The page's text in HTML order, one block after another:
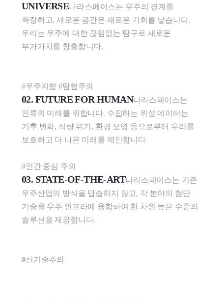
UNIVERSE나라스페이스는 우주의 경계를
확장하고, 새로운 공간은 새로운 기회를 낳습니다.
우리는 우주에 대한 끊임없는 탐구로 새로운
부가가치를 창출합니다.
#우주지향 #탐험주의
02. FUTURE FOR HUMAN나라스페이스는
인류의 미래를 위합니다. 수집하는 위성 데이터는
기후 변화, 식량 위기, 환경 오염 등으로부터 우리를
보호하고 더 나은 미래를 제안합니다.
#인간 중심 주의
03. STATE-OF-THE-ART나라스페이스는 기존
우주산업의 방식을 답습하지 않고, 각 분야의 첨단
기술을 우주 인프라에 융합하여 한 차원 높은 수준의
솔루션을 제공합니다.
#신기술주의